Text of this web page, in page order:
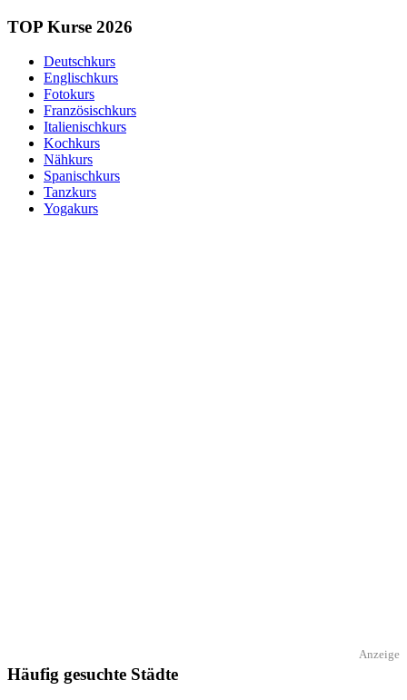
TOP Kurse 2026
Deutschkurs
Englischkurs
Fotokurs
Französischkurs
Italienischkurs
Kochkurs
Nähkurs
Spanischkurs
Tanzkurs
Yogakurs
Anzeige
Häufig gesuchte Städte